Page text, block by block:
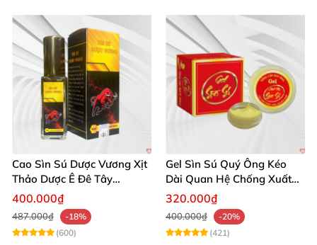
Cao Sìn Sú Dược Vương Xịt
Thảo Dược Ê Đê Tây
Nguyên Hỗ Trợ Xuất Tinh
400.000₫
487.000₫
-18%
(600)
Gel Sìn Sú Quý Ông Kéo
Dài Quan Hệ Chống Xuất
Tinh Sớm
320.000₫
400.000₫
-20%
(421)